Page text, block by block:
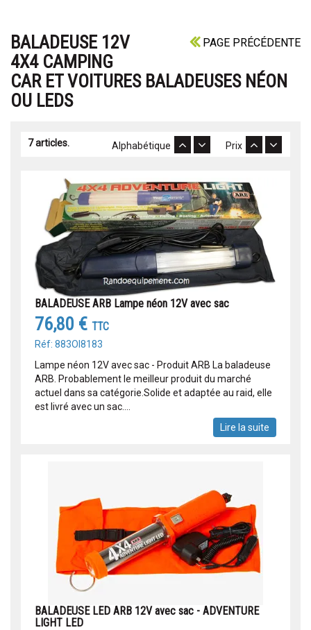
PAGE PRÉCÉDENTE
BALADEUSE 12V
4X4 CAMPING
CAR ET VOITURES BALADEUSES NÉON
OU LEDS
7 articles. Prix
Alphabétique
BALADEUSE ARB Lampe néon 12V avec sac
76,80 € TTC
Réf: 883OI8183
Lampe néon 12V avec sac - Produit ARB La baladeuse
ARB. Probablement le meilleur produit du marché
actuel dans sa catégorie.Solide et adaptée au raid, elle
est livré avec un sac....
Lire la suite
BALADEUSE LED ARB 12V avec sac - ADVENTURE
LIGHT LED